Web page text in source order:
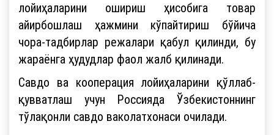
лойиҳаларини ошириш ҳисобига товар
айирбошлаш ҳажмини кўпайтириш бўйича
чора-тадбирлар режалари қабул қилинди, бу
жараёнга ҳудудлар фаол жалб қилинади.
Савдо ва кооперация лойиҳаларини қўллаб-
қувватлаш учун Россияда Ўзбекистоннинг
тўлақонли савдо ваколатхонаси очилади.